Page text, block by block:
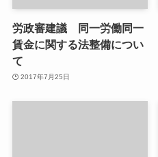
労政審建議 同一労働同一
賃金に関する法整備につい
て
2017年7月25日